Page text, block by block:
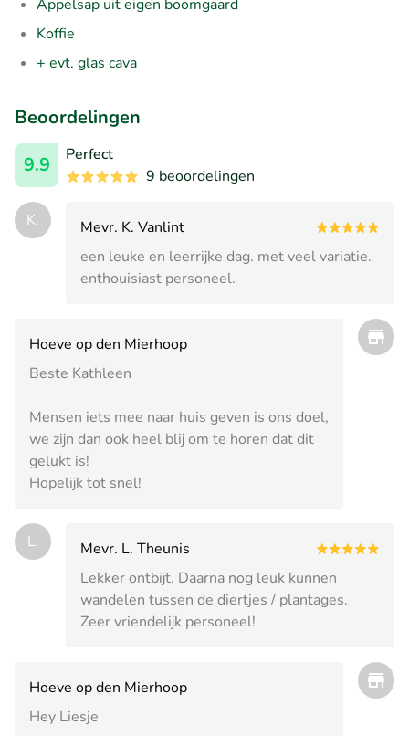
Appelsap uit eigen boomgaard
Koffie
+ evt. glas cava
Beoordelingen
9.9
Perfect
9 beoordelingen
K.
Mevr. K. Vanlint
een leuke en leerrijke dag. met veel variatie.
enthouisiast personeel.
Hoeve op den Mierhoop
Beste Kathleen
Mensen iets mee naar huis geven is ons doel,
we zijn dan ook heel blij om te horen dat dit
gelukt is!
Hopelijk tot snel!
L.
Mevr. L. Theunis
Lekker ontbijt. Daarna nog leuk kunnen
wandelen tussen de diertjes / plantages.
Zeer vriendelijk personeel!
Hoeve op den Mierhoop
Hey Liesje